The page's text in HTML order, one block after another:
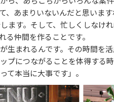
あまりいないんだと思います
ます。そして、忙しくしなけ
る仲間を作ることです。
生まれるんです。その時間を
プにつながることを体得する
て本当に大事です」。